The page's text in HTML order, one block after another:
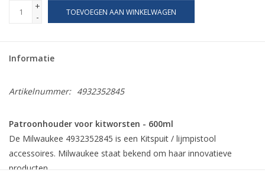
+
-
TOEVOEGEN AAN WINKELWAGEN
Informatie
Artikelnummer: 4932352845
Patroonhouder voor kitworsten - 600ml
De Milwaukee 4932352845 is een Kitspuit / lijmpistool
accessoires. Milwaukee staat bekend om haar innovatieve
producten.